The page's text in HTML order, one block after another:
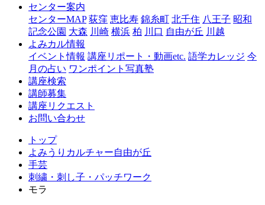
由
丘
センター案内
センターMAP 荻窪 恵比寿 錦糸町 北千住 八王子 昭和
記念公園 大森 川崎 横浜 柏 川口 自由が丘 川越
よみカル情報
イベント情報 講座リポート・動画etc. 語学カレッジ 今
月の占い ワンポイント写真塾
講座検索
講師募集
講座リクエスト
お問い合わせ
トップ
よみうりカルチャー自由が丘
手芸
刺繍・刺し子・パッチワーク
モラ